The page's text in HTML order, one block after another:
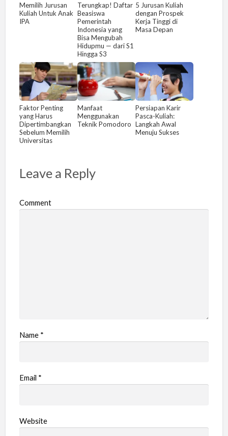
Memilih Jurusan
Kuliah Untuk Anak
IPA
Terungkap! Daftar
Beasiswa
Pemerintah
Indonesia yang
Bisa Mengubah
Hidupmu — dari S1
Hingga S3
5 Jurusan Kuliah
dengan Prospek
Kerja Tinggi di
Masa Depan
Faktor Penting
yang Harus
Dipertimbangkan
Sebelum Memilih
Universitas
Manfaat
Menggunakan
Teknik Pomodoro
Persiapan Karir
Pasca-Kuliah:
Langkah Awal
Menuju Sukses
Leave a Reply
Comment
Name *
Email *
Website